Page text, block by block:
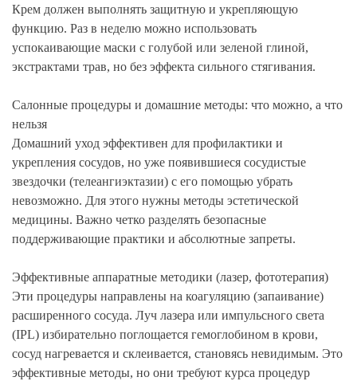
Крем должен выполнять защитную и укрепляющую
функцию. Раз в неделю можно использовать
успокаивающие маски с голубой или зеленой глиной,
экстрактами трав, но без эффекта сильного стягивания.
Салонные процедуры и домашние методы: что можно, а что
нельзя
Домашний уход эффективен для профилактики и
укрепления сосудов, но уже появившиеся сосудистые
звездочки (телеангиэктазии) с его помощью убрать
невозможно. Для этого нужны методы эстетической
медицины. Важно четко разделять безопасные
поддерживающие практики и абсолютные запреты.
Эффективные аппаратные методики (лазер, фототерапия)
Эти процедуры направлены на коагуляцию (запаивание)
расширенного сосуда. Луч лазера или импульсного света
(IPL) избирательно поглощается гемоглобином в крови,
сосуд нагревается и склеивается, становясь невидимым. Это
эффективные методы, но они требуют курса процедур